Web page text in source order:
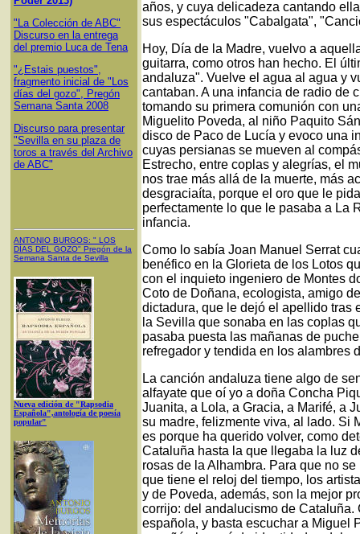
"La Colección de ABC"
Discurso en la entrega
del premio Luca de Tena
"¿Estais puestos",
fragmento inicial de "Los
días del gozo", Pregón
Semana Santa 2008
Discurso para presentar
"Sevilla en su plaza de
toros a través del Archivo
de ABC"
ANTONIO BURGOS: " LOS
DÍAS DEL GOZO" Pregón de la
Semana Santa de Sevilla
Nueva edición de "Rapsodia
Española",antología de poesía
popular"
años, y cuya delicadeza cantando
sus espectáculos "Cabalgata",
Hoy, Día de la Madre, vuelvo a
guitarra, como otros han hecho. El
andaluza". Vuelve el agua al agua y
cantaban. A una infancia de radio de
tomando su primera comunión con
Miguelito Poveda, al niño Paquito
disco de Paco de Lucía y evoco una
cuyas persianas se mueven al
Estrecho, entre coplas y alegrías, el
nos trae más allá de la muerte, más
desgraciaíta, porque el oro que le
perfectamente lo que le pasaba a La
infancia.
Como lo sabía Joan Manuel Serrat
benéfico en la Glorieta de los Lotos
con el inquieto ingeniero de Montes
Coto de Doñana, ecologista, amigo
dictadura, que le dejó el apellido tras
la Sevilla que sonaba en las coplas
pasaba puesta las mañanas de
refregador y tendida en los alambres
La canción andaluza tiene algo de
alfayate que oí yo a doña Concha
Juanita, a Lola, a Gracia, a Marifé, a
su madre, felizmente viva, al lado. Si
es porque ha querido volver, como
Cataluña hasta la que llegaba la luz
rosas de la Alhambra. Para que no
que tiene el reloj del tiempo, los
y de Poveda, además, son la mejor
corrijo: del andalucismo de
española, y basta escuchar a Miguel